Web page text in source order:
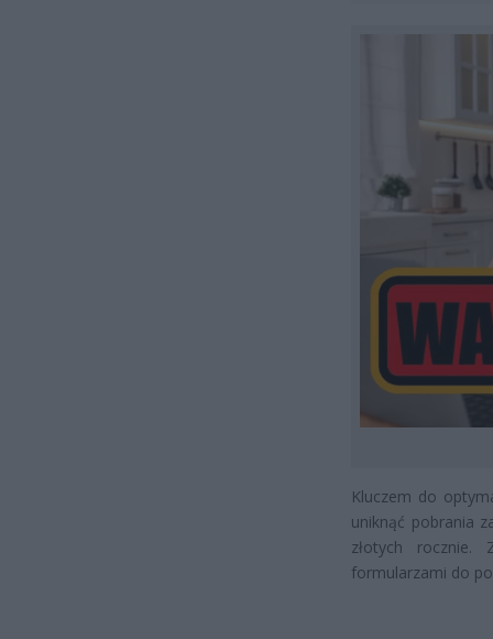
Kluczem do
uniknąć pobrania
złotych rocznie.
formularzami do